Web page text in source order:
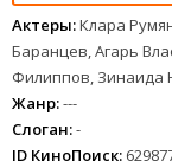
Актеры:Клара
Баранцев, Агарь
Филиппов, Зинаида
Жанр:---
Слоган:-
ID КиноПоиск: